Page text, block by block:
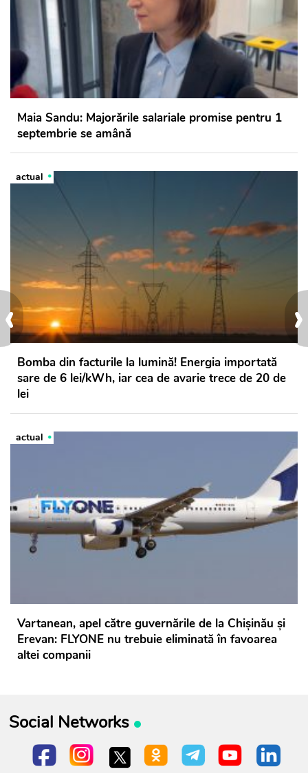
›
‹
Maia Sandu: Majorările salariale promise pentru 1
septembrie se amână
actual
Bomba din facturile la lumină! Energia importată
sare de 6 lei/kWh, iar cea de avarie trece de 20 de
lei
actual
Vartanean, apel către guvernările de la Chișinău și
Erevan: FLYONE nu trebuie eliminată în favoarea
altei companii
Social Networks